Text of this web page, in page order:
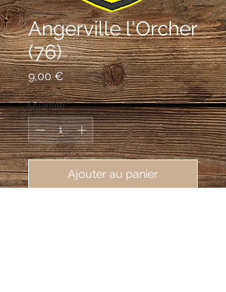
Angerville l'Orcher
(76)
9,00 €Prix
Quantité *
Ajouter au panier